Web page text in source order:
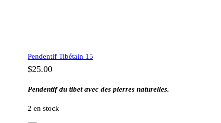
Pendentif Tibétain 15
$25.00
Pendentif du tibet avec des pierres naturelles.
2 en stock